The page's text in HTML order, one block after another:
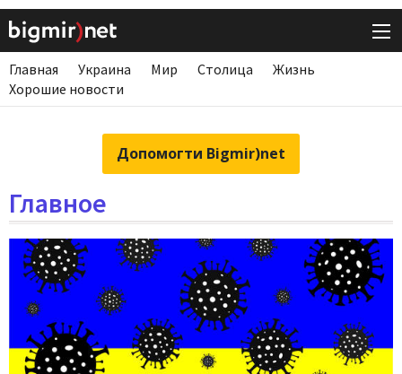
Главная Украина Мир Столица
Жизнь
Хорошие новости
Допомогти Bigmir)net
Главное